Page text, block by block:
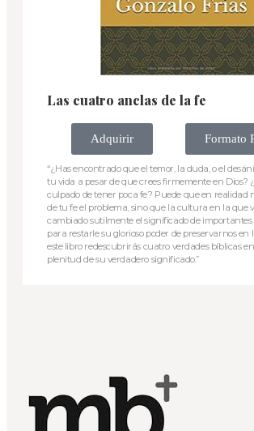
Las cuatro anclas de la fe
Adquirir Formato
“¿Has encontrado que el temor, la duda, o el
tu vida a pesar de que crees firmemente en Dios?
culpado de tener poca fe? Puede que en realidad
de tu fe el problema, sino que la cultura en la que
cambiado sutilmente el significado de importantes
para restarle su glorioso poder de preservarnos en
este libro redescubrirás cuatro verdades bíblicas
plenitud de su verdadero significado.”